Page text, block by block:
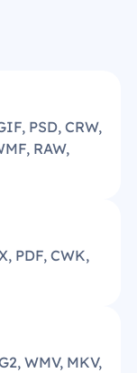
PSD, CRW,
RAW,
PDF, CWK,
WMV, MKV,